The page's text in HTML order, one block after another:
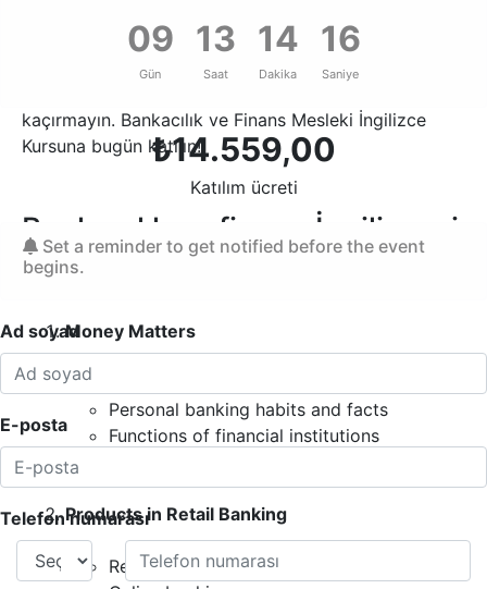
erişim imkanınızı arttırın.
kaçırmayın. Bankacılık ve Finans Mesleki İngilizce
Kursuna bugün katılın!
Bankacılık ve finans İngilizcesi
kursu (2) konular:
Money Matters
Personal banking habits and facts
Functions of financial institutions
Products in Retail Banking
Retail banking products
09
Gün
13
Saat
14
Dakika
15
Saniye
₺14.559,00
Katılım ücreti
Set a reminder to get notified before the event
begins.
Ad soyad
E-posta
Telefon numarası